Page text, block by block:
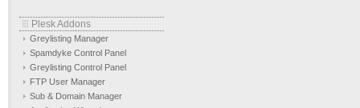
Plesk Addons
Greylisting Manager
Spamdyke Control Panel
Greylisting Control Panel
FTP User Manager
Sub & Domain Manager